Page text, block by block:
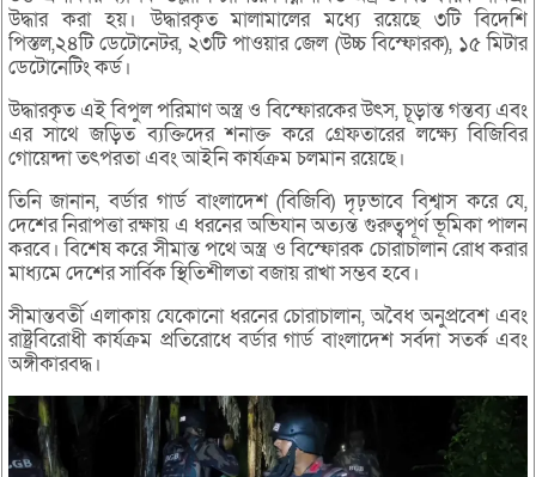
উদ্ধার করা হয়। উদ্ধারকৃত মালামালের মধ্যে রয়েছে ৩টি বিদেশি
পিস্তল,২৪টি ডেটোনেটর, ২৩টি পাওয়ার জেল (উচ্চ বিস্ফোরক), ১৫ মিটার
ডেটোনেটিং কর্ড।
উদ্ধারকৃত এই বিপুল পরিমাণ অস্ত্র ও বিস্ফোরকের উৎস, চূড়ান্ত গন্তব্য এবং
এর সাথে জড়িত ব্যক্তিদের শনাক্ত করে গ্রেফতারের লক্ষ্যে বিজিবির
গোয়েন্দা তৎপরতা এবং আইনি কার্যক্রম চলমান রয়েছে।
তিনি জানান, বর্ডার গার্ড বাংলাদেশ (বিজিবি) দৃঢ়ভাবে বিশ্বাস করে যে,
দেশের নিরাপত্তা রক্ষায় এ ধরনের অভিযান অত্যন্ত গুরুত্বপূর্ণ ভূমিকা পালন
করবে। বিশেষ করে সীমান্ত পথে অস্ত্র ও বিস্ফোরক চোরাচালান রোধ করার
মাধ্যমে দেশের সার্বিক স্থিতিশীলতা বজায় রাখা সম্ভব হবে।
সীমান্তবর্তী এলাকায় যেকোনো ধরনের চোরাচালান, অবৈধ অনুপ্রবেশ এবং
রাষ্ট্রবিরোধী কার্যক্রম প্রতিরোধে বর্ডার গার্ড বাংলাদেশ সর্বদা সতর্ক এবং
অঙ্গীকারবদ্ধ।